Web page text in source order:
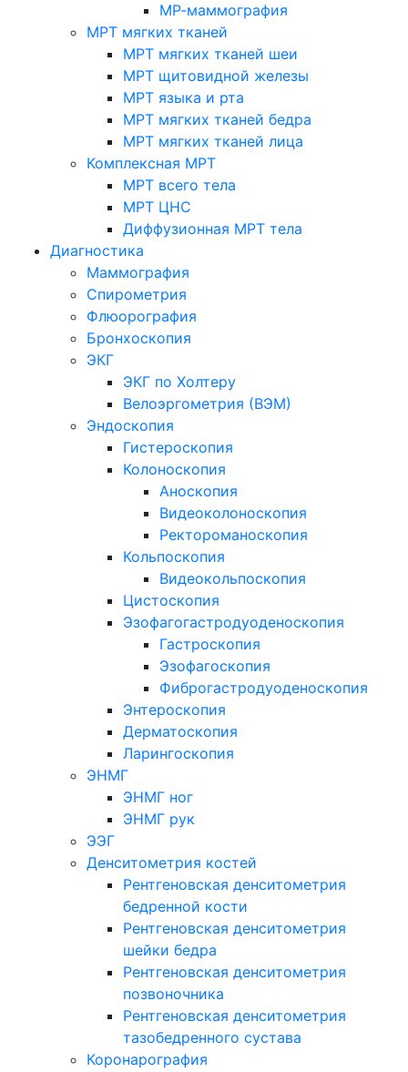
МР-маммография
МРТ мягких тканей
МРТ мягких тканей шеи
МРТ щитовидной железы
МРТ языка и рта
МРТ мягких тканей бедра
МРТ мягких тканей лица
Комплексная МРТ
МРТ всего тела
МРТ ЦНС
Диффузионная МРТ тела
Диагностика
Маммография
Спирометрия
Флюорография
Бронхоскопия
ЭКГ
ЭКГ по Холтеру
Велоэргометрия (ВЭМ)
Эндоскопия
Гистероскопия
Колоноскопия
Аноскопия
Видеоколоноскопия
Ректороманоскопия
Кольпоскопия
Видеокольпоскопия
Цистоскопия
Эзофагогастродуоденоскопия
Гастроскопия
Эзофагоскопия
Фиброгастродуоденоскопия
Энтероскопия
Дерматоскопия
Ларингоскопия
ЭНМГ
ЭНМГ ног
ЭНМГ рук
ЭЭГ
Денситометрия костей
Рентгеновская денситометрия
бедренной кости
Рентгеновская денситометрия
шейки бедра
Рентгеновская денситометрия
позвоночника
Рентгеновская денситометрия
тазобедренного сустава
Коронарография